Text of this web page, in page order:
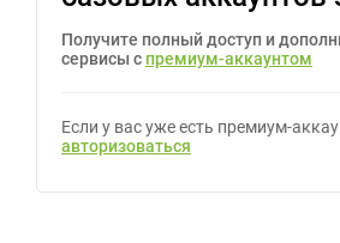
Получите полный доступ и
сервисы с премиум-аккаунтом
Если у вас уже есть премиум-
авторизоваться